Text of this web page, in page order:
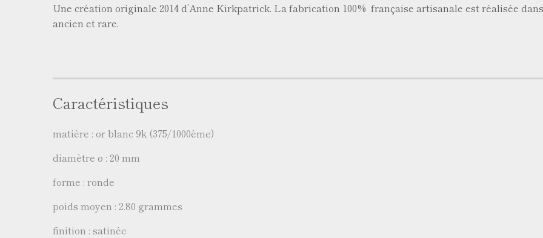
Une création originale 2014 d’Anne Kirkpatrick. La fabrication 100% française artisanale est réalisée
ancien et rare.
Caractéristiques
matière : or blanc 9k (375/1000ème)
diamètre ø : 20 mm
forme : ronde
poids moyen : 2.80 grammes
finition : satinée